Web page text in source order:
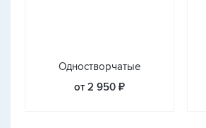
Одностворчатые
от 2 950 ₽